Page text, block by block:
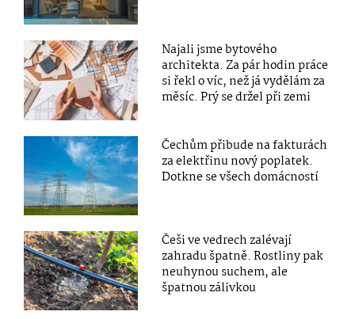
Najali jsme bytového
architekta. Za pár hodin práce
si řekl o víc, než já vydělám za
měsíc. Prý se držel při zemi
Čechům přibude na fakturách
za elektřinu nový poplatek.
Dotkne se všech domácností
Češi ve vedrech zalévají
zahradu špatně. Rostliny pak
neuhynou suchem, ale
špatnou zálivkou